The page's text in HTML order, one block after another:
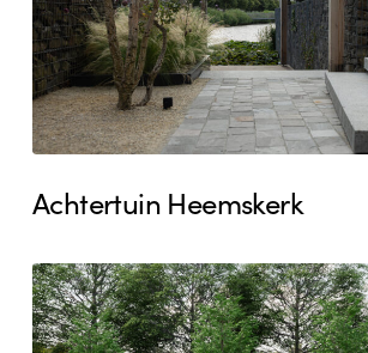
Achtertuin Heemskerk
Tuinontwerp
Schagen